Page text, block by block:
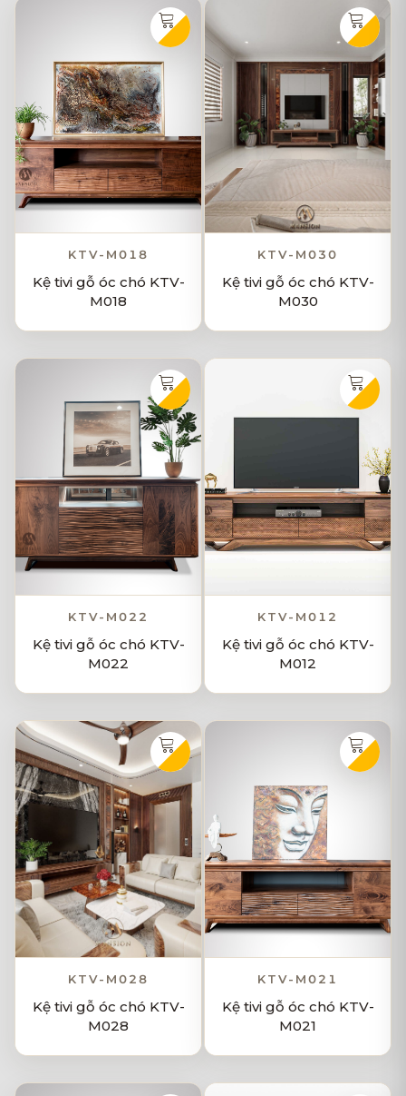
KTV-M018
Kệ tivi gỗ óc chó KTV-
M018
KTV-M030
Kệ tivi gỗ óc chó KTV-
M030
KTV-M022
Kệ tivi gỗ óc chó KTV-
M022
KTV-M012
Kệ tivi gỗ óc chó KTV-
M012
KTV-M028
Kệ tivi gỗ óc chó KTV-
M028
KTV-M021
Kệ tivi gỗ óc chó KTV-
M021